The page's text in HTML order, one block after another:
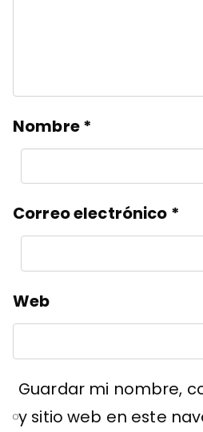
Nombre*
Correo electrónico *
Web
Guardar mi nombre,
y sitio web en este